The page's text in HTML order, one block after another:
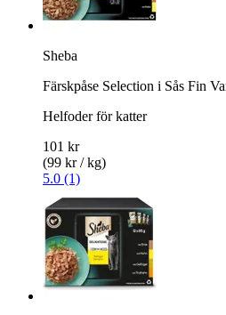
Sheba
Färskpåse Selection i Sås Fin
Helfoder för katter
101 kr
(99 kr / kg)
5.0 (1)